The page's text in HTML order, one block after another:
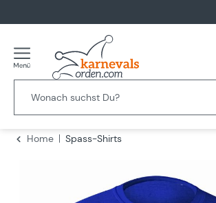
Home
Spass-Shirts